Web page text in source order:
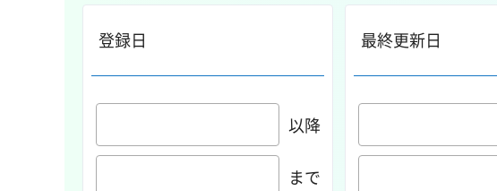
登録日
以降
まで
最終更新日